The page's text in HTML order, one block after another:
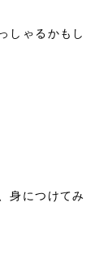
しゃるかもし
身につけてみ